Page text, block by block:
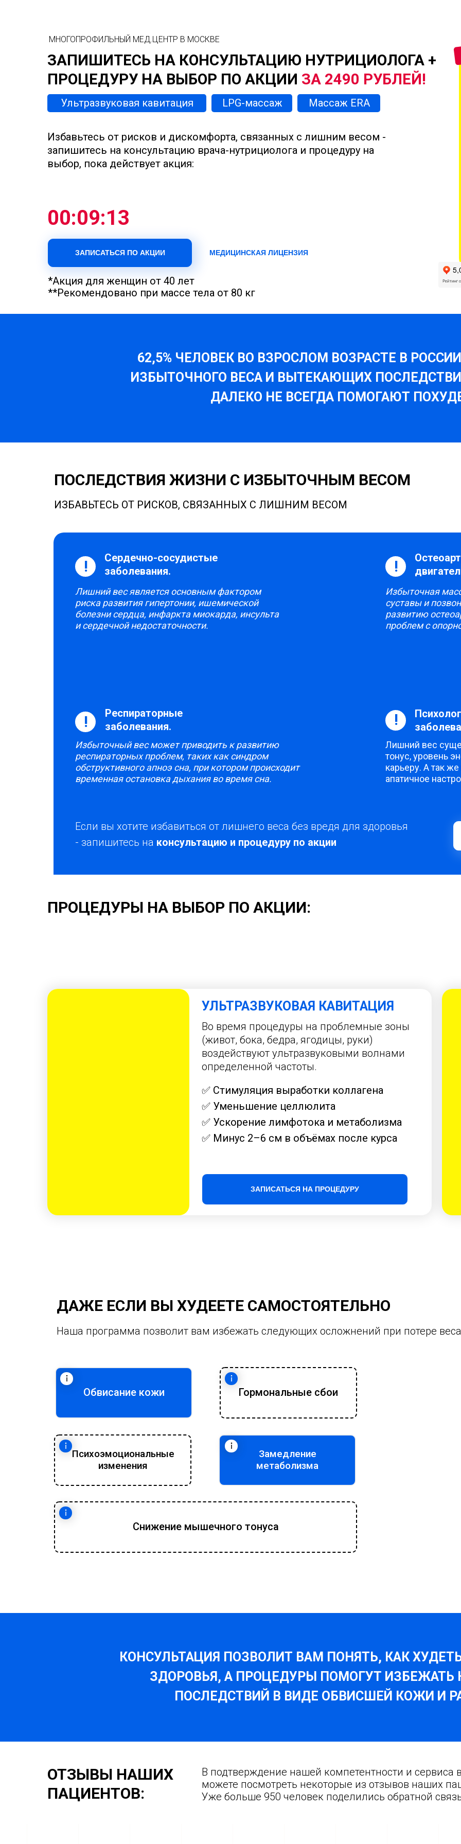
00:09:13
ЗАПИСАТЬСЯ ПО АКЦИИ
МНОГОПРОФИЛЬНЫЙ МЕД.ЦЕНТР В МОСКВЕ
Избавьтесь от рисков и дискомфорта, связанных с лишним весом -
запишитесь на консультацию врача-нутрициолога и процедуру на
выбор, пока действует акция:
ЗАПИШИТЕСЬ НА КОНСУЛЬТАЦИЮ НУТРИЦИОЛОГА +
ПРОЦЕДУРУ НА ВЫБОР ПО АКЦИИ ЗА 2490 РУБЛЕЙ!
МЕДИЦИНСКАЯ ЛИЦЕНЗИЯ
*Акция для женщин от 40 лет
**Рекомендовано при массе тела от 80 кг
Ультразвуковая кавитация LPG-массаж Массаж ERA
62,5% ЧЕЛОВЕК ВО ВЗРОСЛОМ ВОЗРАСТЕ В
ИЗБЫТОЧНОГО ВЕСА И ВЫТЕКАЮЩИХ
ДАЛЕКО НЕ ВСЕГДА ПОМОГАЮТ
ПОСЛЕДСТВИЯ ЖИЗНИ С ИЗБЫТОЧНЫМ ВЕСОМ
Сердечно-сосудистые
заболевания.
! !
Если вы хотите избавиться от лишнего веса без вредя для здоровья
- запишитесь на консультацию и процедуру по акции
Респираторные
заболевания.
! !
ИЗБАВЬТЕСЬ ОТ РИСКОВ, СВЯЗАННЫХ С ЛИШНИМ ВЕСОМ
Лишний вес является основным фактором
риска развития гипертонии, ишемической
болезни сердца, инфаркта миокарда, инсульта
и сердечной недостаточности.
Избыточная
суставы и
развитию
проблем с
Избыточный вес может приводить к развитию
респираторных проблем, таких как синдром
обструктивного апноэ сна, при котором происходит
временная остановка дыхания во время сна.
Лишний вес
тонус, уровень
карьеру. А так
апатичное
ПРОЦЕДУРЫ НА ВЫБОР ПО АКЦИИ:
УЛЬТРАЗВУКОВАЯ КАВИТАЦИЯ
Во время процедуры на проблемные зоны
(живот, бока, бедра, ягодицы, руки)
воздействуют ультразвуковыми волнами
определенной частоты.
✅ Стимуляция выработки коллагена
✅ Уменьшение целлюлита
✅ Ускорение лимфотока и метаболизма
✅ Минус 2–6 см в объёмах после курса
ЗАПИСАТЬСЯ НА ПРОЦЕДУРУ
Психоэмоциональные
изменения
Обвисание кожи
ДАЖЕ ЕСЛИ ВЫ ХУДЕЕТЕ САМОСТОЯТЕЛЬНО
Наша программа позволит вам избежать следующих осложнений при потере
Замедление
метаболизма
Гормональные сбои
Снижение мышечного тонуса
КОНСУЛЬТАЦИЯ ПОЗВОЛИТ ВАМ ПОНЯТЬ, КАК
ЗДОРОВЬЯ, А ПРОЦЕДУРЫ ПОМОГУТ ИЗБЕЖАТЬ
ПОСЛЕДСТВИЙ В ВИДЕ ОБВИСШЕЙ КОЖИ И
В подтверждение нашей компетентности и сервиса
можете посмотреть некоторые из отзывов наших
Уже больше 950 человек поделились обратной
ОТЗЫВЫ НАШИХ
ПАЦИЕНТОВ: